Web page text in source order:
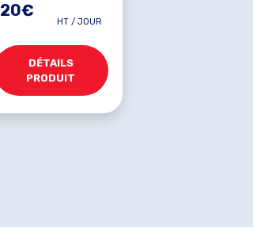
20€
HT / JOUR
DÉTAILS
PRODUIT